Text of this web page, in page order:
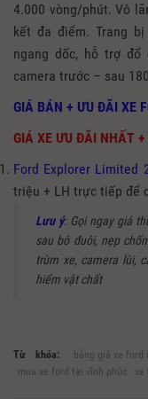
4.000 vòng/phút. Vô
kết đa điểm. Trang
ngang dốc, hỗ trợ đổ
camera trước – sau
GIÁ BÁN + ƯU ĐÃI XE
GIÁ XE ƯU ĐÃI NHẤT
Ford Explorer Limited
triệu + LH trực tiếp để
Lưu ý:Gọi ngay giá
sau bô đuôi, nẹp
trùm xe, camera lùi,
hiểm vật chất
Từ khóa: bảng giá xe ford
mua xe ford tại vĩnh phúc
xe